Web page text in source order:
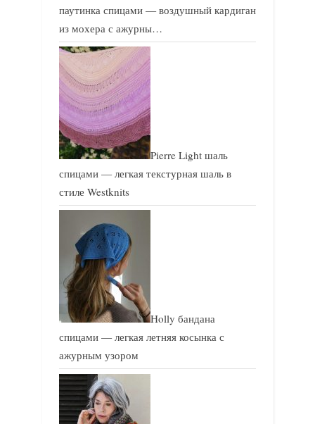
паутинка спицами — воздушный кардиган
из мохера с ажурны…
Pierre Light шаль
спицами — легкая текстурная шаль в
стиле Westknits
Holly бандана
спицами — легкая летняя косынка с
ажурным узором